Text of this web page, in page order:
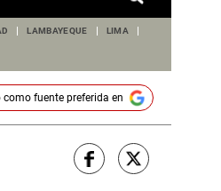
de
LAMBAYEQUE LIMA
como fuente preferida en